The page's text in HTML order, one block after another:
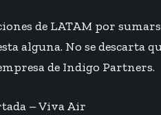
de LATAM por
alguna. No se descarta
de Indigo Partners.
– Viva Air